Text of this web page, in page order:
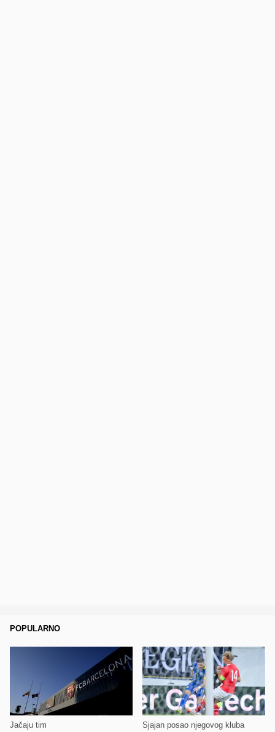
POPULARNO
Jačaju tim Sjajan posao njegovog kluba